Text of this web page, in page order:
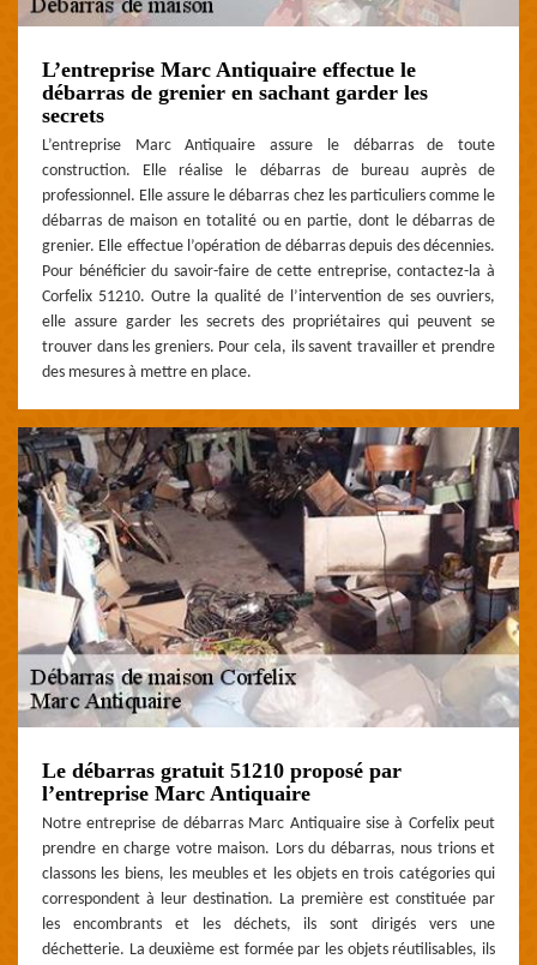
L’entreprise Marc Antiquaire effectue le
débarras de grenier en sachant garder les
secrets
L’entreprise Marc Antiquaire assure le débarras de toute
construction. Elle réalise le débarras de bureau auprès de
professionnel. Elle assure le débarras chez les particuliers comme le
débarras de maison en totalité ou en partie, dont le débarras de
grenier. Elle effectue l’opération de débarras depuis des décennies.
Pour bénéficier du savoir-faire de cette entreprise, contactez-la à
Corfelix 51210. Outre la qualité de l’intervention de ses ouvriers,
elle assure garder les secrets des propriétaires qui peuvent se
trouver dans les greniers. Pour cela, ils savent travailler et prendre
des mesures à mettre en place.
Le débarras gratuit 51210 proposé par
l’entreprise Marc Antiquaire
Notre entreprise de débarras Marc Antiquaire sise à Corfelix peut
prendre en charge votre maison. Lors du débarras, nous trions et
classons les biens, les meubles et les objets en trois catégories qui
correspondent à leur destination. La première est constituée par
les encombrants et les déchets, ils sont dirigés vers une
déchetterie. La deuxième est formée par les objets réutilisables, ils